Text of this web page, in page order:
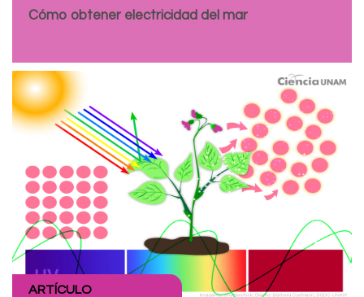
Cómo obtener electricidad del mar
ARTÍCULO